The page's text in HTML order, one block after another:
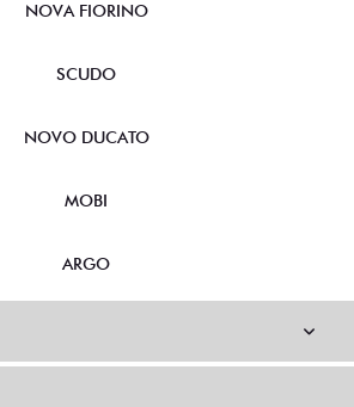
NOVA FIORINO
SCUDO
NOVO DUCATO
MOBI
ARGO